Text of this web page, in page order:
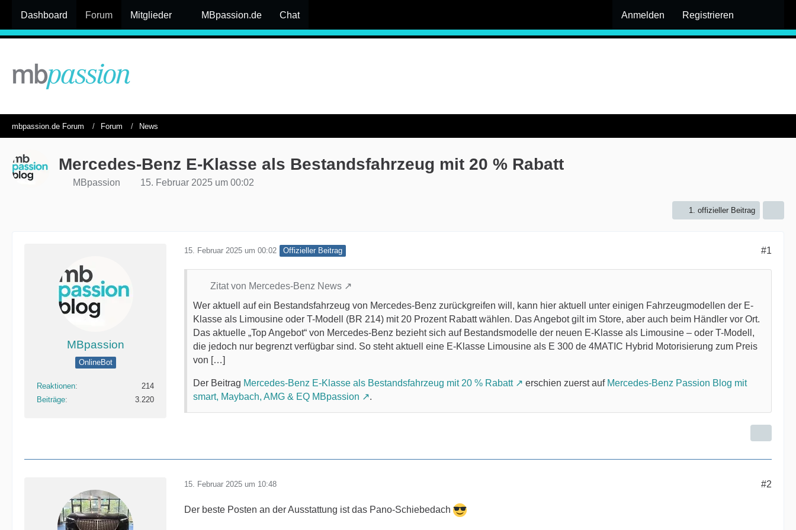
Dashboard Forum Mitglieder MBpassion.de Chat Anmelden Registrieren
mbpassion.de Forum Forum News
Mercedes-Benz E-Klasse als Bestandsfahrzeug mit 20 % Rabatt
MBpassion 15. Februar 2025 um 00:02
1. offizieller Beitrag
MBpassion
OnlineBot
Reaktionen
214
Beiträge
3.220
15. Februar 2025 um 00:02 Offizieller Beitrag #1
Zitat von Mercedes-Benz News
Wer aktuell auf ein Bestandsfahrzeug von Mercedes-Benz zurückgreifen will, kann hier aktuell unter einigen Fahrzeugmodellen der E-
Klasse als Limousine oder T-Modell (BR 214) mit 20 Prozent Rabatt wählen. Das Angebot gilt im Store, aber auch beim Händler vor Ort.
Das aktuelle „Top Angebot“ von Mercedes-Benz bezieht sich auf Bestandsmodelle der neuen E-Klasse als Limousine – oder T-Modell,
die jedoch nur begrenzt verfügbar sind. So steht aktuell eine E-Klasse Limousine als E 300 de 4MATIC Hybrid Motorisierung zum Preis
von […]
Der Beitrag Mercedes-Benz E-Klasse als Bestandsfahrzeug mit 20 % Rabatt erschien zuerst auf Mercedes-Benz Passion Blog mit
smart, Maybach, AMG & EQ MBpassion
.
15. Februar 2025 um 10:48 #2
Der beste Posten an der Ausstattung ist das Pano-Schiebedach